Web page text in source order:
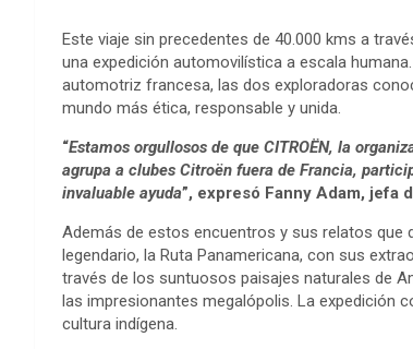
Este viaje sin precedentes de 40.000 kms a
una expedición automovilística a escala
automotriz francesa, las dos exploradoras
mundo más ética, responsable y unida.
“Estamos orgullosos de que CITROËN, la
agrupa a clubes Citroën fuera de Francia,
invaluable ayuda”, expresó Fanny Adam, jefa
Además de estos encuentros y sus relatos que
legendario, la Ruta Panamericana, con sus
través de los suntuosos paisajes naturales de
las impresionantes megalópolis. La expedición
cultura indígena.